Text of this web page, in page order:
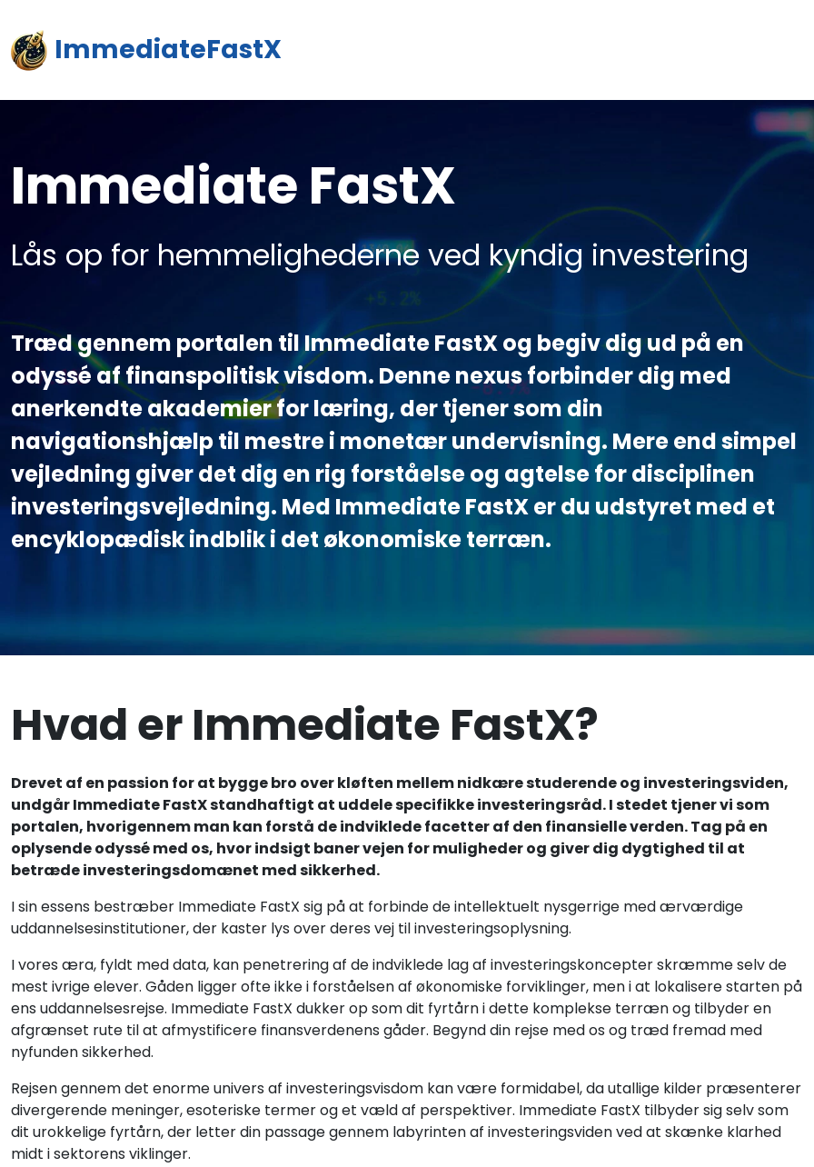
ImmediateFastX
Immediate FastX
Lås op for hemmelighederne ved kyndig investering
Træd gennem portalen til Immediate FastX og begiv dig ud på en
odyssé af finanspolitisk visdom. Denne nexus forbinder dig med
anerkendte akademier for læring, der tjener som din
navigationshjælp til mestre i monetær undervisning. Mere end simpel
vejledning giver det dig en rig forståelse og agtelse for disciplinen
investeringsvejledning. Med Immediate FastX er du udstyret med et
encyklopædisk indblik i det økonomiske terræn.
Hvad er Immediate FastX?
Drevet af en passion for at bygge bro over kløften mellem nidkære studerende og investeringsviden,
undgår Immediate FastX standhaftigt at uddele specifikke investeringsråd. I stedet tjener vi som
portalen, hvorigennem man kan forstå de indviklede facetter af den finansielle verden. Tag på en
oplysende odyssé med os, hvor indsigt baner vejen for muligheder og giver dig dygtighed til at
betræde investeringsdomænet med sikkerhed.
I sin essens bestræber Immediate FastX sig på at forbinde de intellektuelt nysgerrige med ærværdige
uddannelsesinstitutioner, der kaster lys over deres vej til investeringsoplysning.
I vores æra, fyldt med data, kan penetrering af de indviklede lag af investeringskoncepter skræmme selv de
mest ivrige elever. Gåden ligger ofte ikke i forståelsen af økonomiske forviklinger, men i at lokalisere starten på
ens uddannelsesrejse. Immediate FastX dukker op som dit fyrtårn i dette komplekse terræn og tilbyder en
afgrænset rute til at afmystificere finansverdenens gåder. Begynd din rejse med os og træd fremad med
nyfunden sikkerhed.
Rejsen gennem det enorme univers af investeringsvisdom kan være formidabel, da utallige kilder præsenterer
divergerende meninger, esoteriske termer og et væld af perspektiver. Immediate FastX tilbyder sig selv som
dit urokkelige fyrtårn, der letter din passage gennem labyrinten af investeringsviden ved at skænke klarhed
midt i sektorens viklinger.